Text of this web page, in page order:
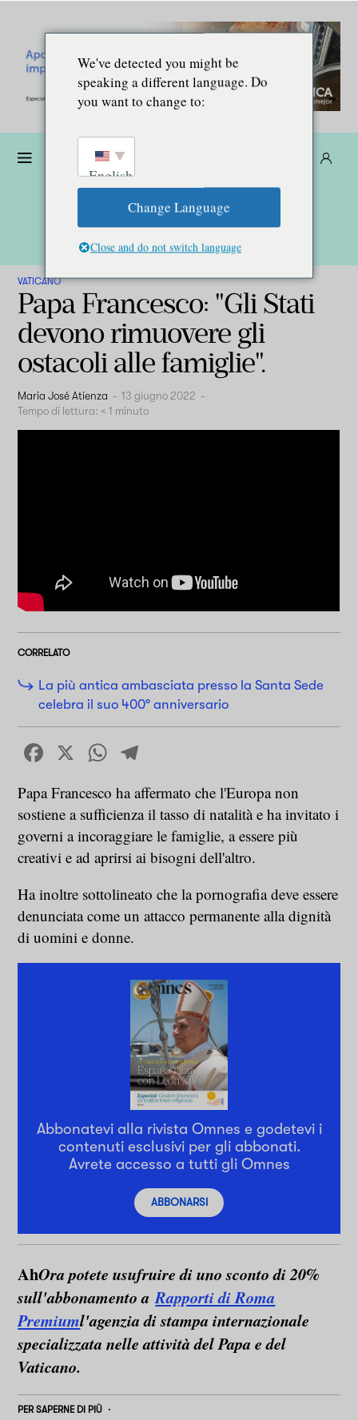
VATICANO
Papa Francesco: "Gli Stati
devono rimuovere gli
ostacoli alle famiglie".
Maria José Atienza - 13 giugno 2022 -
Tempo di lettura: < 1 minuto
CORRELATO
La più antica ambasciata presso la Santa Sede
celebra il suo 400° anniversario
Facebook
X WhatsApp
Papa Francesco ha affermato che l'Europa non
sostiene a sufficienza il tasso di natalità e ha invitato i
governi a incoraggiare le famiglie, a essere più
creativi e ad aprirsi ai bisogni dell'altro.
Ha inoltre sottolineato che la pornografia deve essere
denunciata come un attacco permanente alla dignità
di uomini e donne.
Abbonatevi alla rivista Omnes e godetevi i
contenuti esclusivi per gli abbonati.
Avrete accesso a tutti gli Omnes
ABBONARSI
AhOra potete usufruire di uno sconto di 20%
sull'abbonamento aRapporti di Roma
Premiuml'agenzia di stampa internazionale
specializzata nelle attività del Papa e del
Vaticano.
PER SAPERNE DI PIÙ
We've detected you might be
speaking a different language. Do
you want to change to:
English
Change Language
Close and do not switch language